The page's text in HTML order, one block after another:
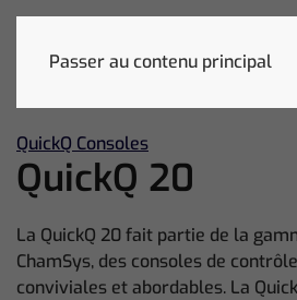
Passer au contenu principal
QuickQ Consoles
QuickQ 20
La QuickQ 20 fait partie de la
ChamSys, des consoles de
conviviales et abordables. La